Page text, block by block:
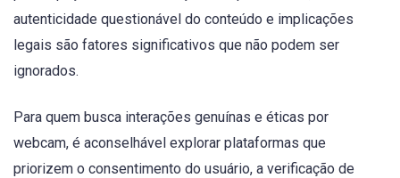
autenticidade questionável do conteúdo e implicações
legais são fatores significativos que não podem ser
ignorados.
Para quem busca interações genuínas e éticas por
webcam, é aconselhável explorar plataformas que
priorizem o consentimento do usuário, a verificação de